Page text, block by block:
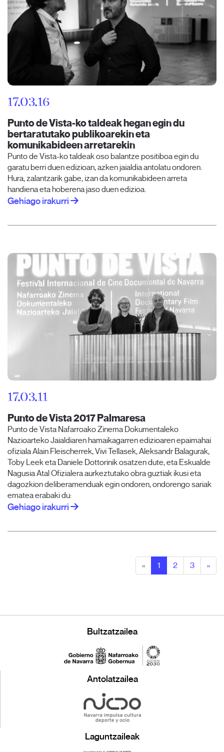
17.03.16
Punto de Vista-ko taldeak hegan egin du
bertaratutako publikoarekin eta
komunikabideen arretarekin
Punto de Vista-ko taldeak oso balantze positiboa egin du
garatu berri duen edizioan, azken jaialdia antolatu ondoren.
Hura, zalantzarik gabe, izan da komunikabideen arreta
handiena eta hoberena jaso duen edizioa.
Gehiago irakurri
17.03.11
Punto de Vista 2017 Palmaresa
Punto de Vista Nafarroako Zinema Dokumentaleko
Nazioarteko Jaialdiaren hamaikagarren edizioaren epaimahai
ofiziala Alain Fleischerrek, Vivi Tellasek, Aleksandr Balagurak,
Toby Leek eta Daniele Dottorinik osatzen dute, eta Eskualde
Nagusia Atal Ofizialera aurkeztutako obra guztiak ikusi eta
dagozkion deliberamenduak egin ondoren, ondorengo sariak
ematea erabaki du:
Gehiago irakurri
« 1 2 3 »
Bultzatzailea
Antolatzailea
Laguntzaileak